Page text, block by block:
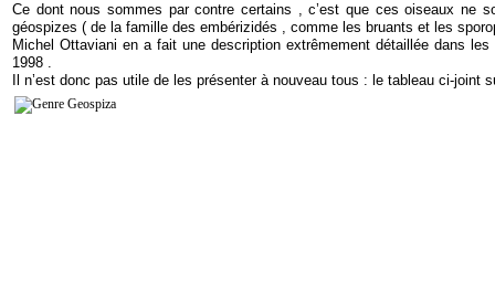
Ce dont nous sommes par contre certains , c’est que ces oiseaux ne
géospizes ( de la famille des embérizidés , comme les bruants et les
Michel Ottaviani en a fait une description extrêmement détaillée dans
1998 .
Il n’est donc pas utile de les présenter à nouveau tous : le tableau ci-joint